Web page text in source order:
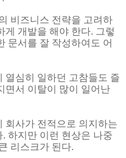
비즈니스 전략을 고려하
게 개발을 해야 한다. 그렇
문서를 잘 작성하여도 어
열심히 일하던 고참들도 즐
면서 이탈이 많이 일어난
회사가 전적으로 의지하는
하지만 이런 현상은 나중
리스크가 된다.